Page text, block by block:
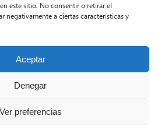
este sitio. No consentir o retirar el
negativamente a ciertas características y
Aceptar
Denegar
Ver preferencias
de privacidad
Contacto
Web por Kiwop